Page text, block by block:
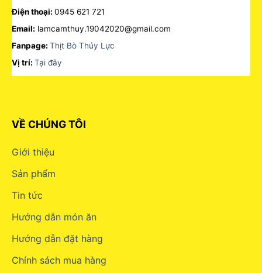
Điện thoại: 0945 621 721
Email: lamcamthuy.19042020@gmail.com
Fanpage: Thịt Bò Thúy Lực
Vị trí: Tại đây
VỀ CHÚNG TÔI
Giới thiệu
Sản phẩm
Tin tức
Hướng dẫn món ăn
Hướng dẫn đặt hàng
Chính sách mua hàng